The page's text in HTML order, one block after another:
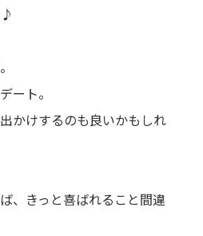
ート。
かけするのも良いかもしれ
、きっと喜ばれること間違